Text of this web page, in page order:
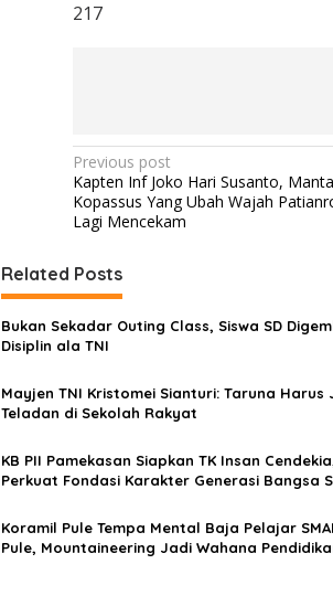
217
P
o
s
t
n
a
v
i
g
a
t
o
Previous post
Kapten Inf Joko Hari Susanto,
Kopassus Yang Ubah Wajah
Lagi Mencekam
Related Posts
Bukan Sekadar Outing Class, Siswa SD
Disiplin ala TNI
Mayjen TNI Kristomei Sianturi: Taruna Harus
Teladan di Sekolah Rakyat
KB PII Pamekasan Siapkan TK Insan
Perkuat Fondasi Karakter Generasi Bangsa
Koramil Pule Tempa Mental Baja Pelajar
Pule, Mountaineering Jadi Wahana